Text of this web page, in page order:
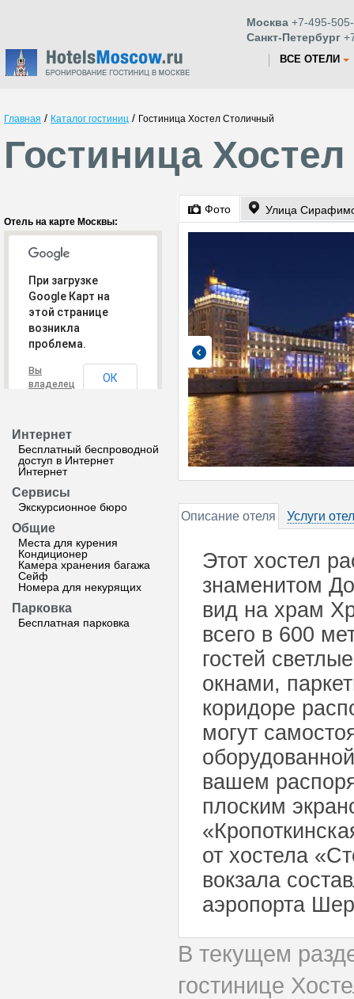
Москва +7-495-
Санкт-Петербург
ВСЕ ОТЕЛИ
Главная / Каталог гостиниц / Гостиница Хостел Столичный
Гостиница
Отель на карте Москвы:
При загрузке
Google Карт на
этой странице
возникла
проблема.
Вы
владелец
ОК
Интернет
Бесплатный беспроводной
доступ в Интернет
Интернет
Сервисы
Экскурсионное бюро
Общие
Места для курения
Кондиционер
Камера хранения багажа
Сейф
Номера для некурящих
Парковка
Бесплатная парковка
Фото Улица
Описание отеля Услуги
Этот хостел
знаменитом
вид на храм
всего в 600
гостей
окнами,
коридоре
могут
вашем
плоским
от хостела
вокзала
аэропорта
В текущем
гостинице